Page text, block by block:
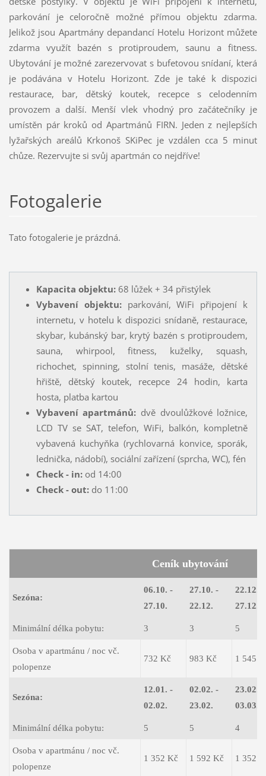
parkování je celoročně možné přímou objektu zdarma.
Jelikož jsou Apartmány depandancí Hotelu Horizont můžete
zdarma využít bazén s protiproudem, saunu a fitness.
Ubytování je možné zarezervovat s bufetovou snídaní, která
je podávána v Hotelu Horizont. Zde je také k dispozici
restaurace, bar, dětský koutek, recepce s celodenním
provozem a další. Menší vlek vhodný pro začátečníky je
umístěn pár kroků od Apartmánů FIRN. Jeden z nejlepších
lyžařských areálů Krkonoš SKiPec je vzdálen cca 5 minut
chůze. Rezervujte si svůj apartmán co nejdříve!
Fotogalerie
Tato fotogalerie je prázdná.
Kapacita objektu:68 lůžek + 34 přistýlek
Vybavení objektu:parkování, WiFi připojení k
internetu, v hotelu k dispozici snídaně, restaurace,
skybar, kubánský bar, krytý bazén s protiproudem,
sauna, whirpool, fitness, kuželky, squash,
richochet, spinning, stolní tenis, masáže, dětské
hřiště, dětský koutek, recepce 24 hodin, karta
hosta, platba kartou
Vybavení apartmánů: dvě dvoulůžkové ložnice,
LCD TV se SAT, telefon, WiFi, balkón, kompletně
vybavená kuchyňka (rychlovarná konvice, sporák,
lednička, nádobí), sociální zařízení (sprcha, WC), fén
Check - in:od 14:00
Check - out:do 11:00
Ceník ubytování
Sezóna:
06.10. -
27.10.
27.10. -
22.12.
22.12. -
27.12.
Minimální délka pobytu: 3 3 5
Osoba v apartmánu / noc vč.
polopenze
732 Kč 983 Kč 1 545
Sezóna:
12.01. -
02.02.
02.02. -
23.02.
23.02. -
03.03.
Minimální délka pobytu: 5 5 4
Osoba v apartmánu / noc vč.
polopenze
1 352 Kč 1 592 Kč 1 352